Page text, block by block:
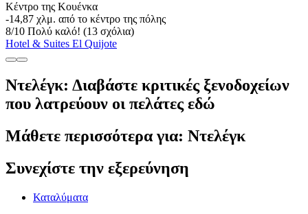
Κέντρο της Κουένκα
‐14,87 χλμ. από το κέντρο της πόλης
8/10 Πολύ καλό! (13 σχόλια)
Hotel & Suites El Quijote
Ντελέγκ: Διαβάστε κριτικές ξενοδοχείων
που λατρεύουν οι πελάτες εδώ
Μάθετε περισσότερα για: Ντελέγκ
Συνεχίστε την εξερεύνηση
Καταλύματα